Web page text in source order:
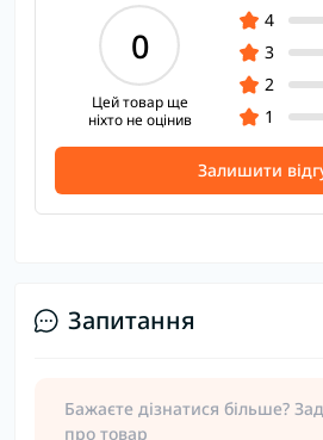
0
Цей товар ще
ніхто не оцінив
4
3
2
1
Залишити
Запитання
Бажаєте дізнатися більше?
про товар